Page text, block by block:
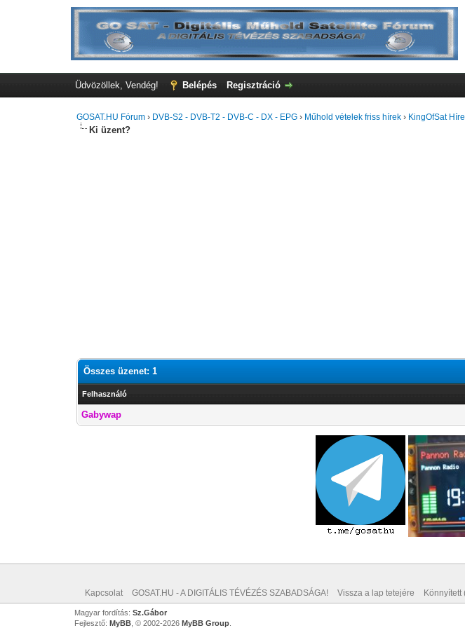
Üdvözöllek, Vendég! Belépés Regisztráció
GOSAT.HU Fórum › DVB-S2 - DVB-T2 - DVB-C - DX - EPG › Műhold vételek friss hírek › KingOfSat
Ki üzent?
Összes üzenet: 1
Felhasználó
Gabywap
Kapcsolat GOSAT.HU - A DIGITÁLIS TÉVÉZÉS SZABADSÁGA! Vissza a lap tetejére Könnyített
Magyar fordítás: Sz.Gábor
Fejlesztő: MyBB, © 2002-2026 MyBB Group.